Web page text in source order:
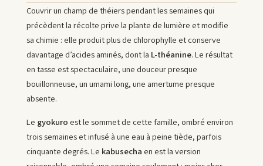
Couvrir un champ de théiers pendant les semaines qui
précèdent la récolte prive la plante de lumière et modifie
sa chimie : elle produit plus de chlorophylle et conserve
davantage d’acides aminés, dont la L-théanine. Le résultat
en tasse est spectaculaire, une douceur presque
bouillonneuse, un umami long, une amertume presque
absente.
Le gyokuro est le sommet de cette famille, ombré environ
trois semaines et infusé à une eau à peine tiède, parfois
cinquante degrés. Le kabusecha en est la version